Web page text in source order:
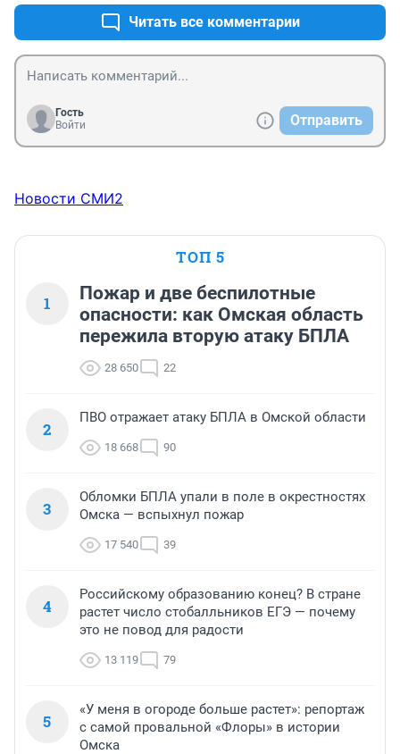
Читать все комментарии
Гость
Войти
Отправить
Новости СМИ2
ТОП 5
1
Пожар и две беспилотные
опасности: как Омская область
пережила вторую атаку БПЛА
28 650 22
2
ПВО отражает атаку БПЛА в Омской области
18 668 90
3
Обломки БПЛА упали в поле в окрестностях
Омска — вспыхнул пожар
17 540 39
4
Российскому образованию конец? В стране
растет число стобалльников ЕГЭ — почему
это не повод для радости
13 119 79
5
«У меня в огороде больше растет»: репортаж
с самой провальной «Флоры» в истории
Омска